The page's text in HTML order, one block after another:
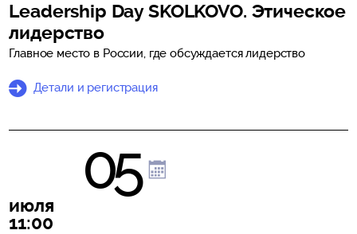
Leadership Day SKOLKOVO. Этическое
лидерство
Главное место в России, где обсуждается лидерство
Детали и регистрация
05
июля
11:00